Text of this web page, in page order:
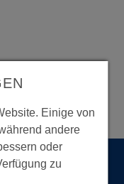
Einige von
andere
oder
zu